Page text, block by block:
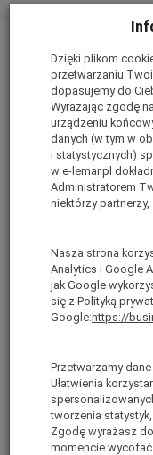
Drabina
Fiber Tech Pro Gate
Fiber Tech Pro
pracy na wysokości
Włókno szklane.
Drabina zapewnia
Barierki
pracy.
Podest o wymiarach
Szerokość szczebli8
Drabina została
stabilność.
Dopuszczalne
Posiada certyfikat
Dzięki plikom
przetwarzaniu
dopasujemy do
Wyrażając zgodę
urządzeniu
danych (w tym w
i statystycznych)
w e-lemar.pl
Administratorem
niektórzy partnerzy,
Nasza strona
Analytics i Google
jak Google
się z Polityką
Google:https://
Przetwarzamy
Ułatwienia
tworzenia
Zgodę wyrażasz
momencie